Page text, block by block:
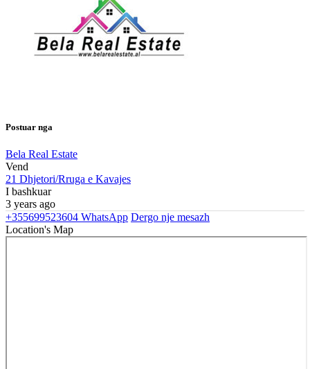
Postuar nga
Bela Real Estate
Vend
21 Dhjetori/Rruga e Kavajes
I bashkuar
3 years ago
+355699523604 WhatsApp Dergo nje mesazh
Location's Map